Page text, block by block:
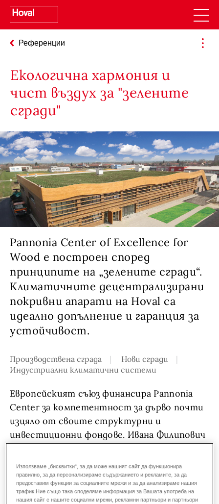
Референции
Екологична хармония и
чист въздух за "зелените
сгради"
Pannonia Center of Excellence for
Wood е построен според
принципите на „зелените сгради“.
Климатичните децентрализирани
покривни апарати на Hoval са
идеално допълнение и гаранция за
устойчивост.
Производствена сграда
Нови сгради
Индустриални климатични системи
Европейският съюз финансира Pannonia
Center за компетентност за дърво почти
изцяло от своите структурни и
инвестиционни фондове. Ивана Филипович
Използваме „бисквитки“, за да може нашият сайт да функционира
правилно, за да персонализираме съдържанието и рекламите, за да
предоставим функции за социалните мрежи и за да анализираме нашия
трафик.Ние също така споделяме информация за Вашата употреба на
нашия сайт с нашите социални мрежи, рекламни партньори и партньори